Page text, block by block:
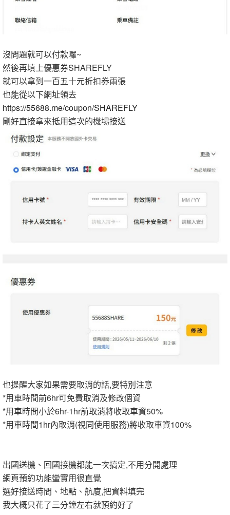
沒問題就可以付款囉~
然後再填上優惠券SHAREFLY
就可以拿到一百五十元折扣券兩張
也能從以下網址領去
https://55688.me/coupon/SHAREFLY
剛好直接拿來抵用這次的機場接送
也提醒大家如果需要取消的話,要特別注意
*用車時間前6hr可免費取消及修改個資
*用車時間小於6hr-1hr前取消將收取車資50%
*用車時間1hr內取消(視同使用服務)將收取車資100%
出國送機、回國接機都能一次搞定,不用分開處理
網頁預約功能蠻實用很直覺
選好接送時間、地點、航廈,把資料填完
我大概只花了三分鐘左右就預約好了